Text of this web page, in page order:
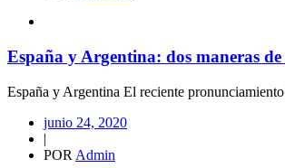
España y Argentina: dos maneras
España y Argentina El reciente
junio 24, 2020
|
POR Admin